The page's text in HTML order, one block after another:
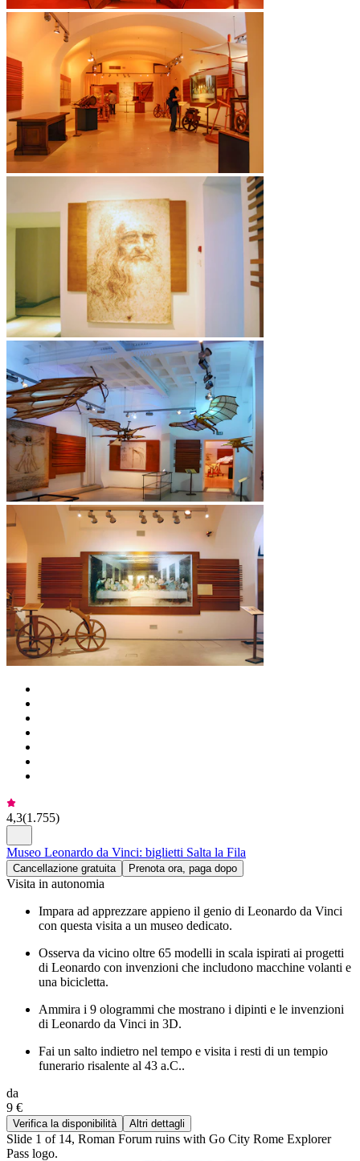
4,3(1.755)
Museo Leonardo da Vinci: biglietti Salta la Fila
Cancellazione gratuita Prenota ora, paga dopo
Visita in autonomia
Impara ad apprezzare appieno il genio di Leonardo da Vinci
con questa visita a un museo dedicato.
Osserva da vicino oltre 65 modelli in scala ispirati ai progetti
di Leonardo con invenzioni che includono macchine volanti e
una bicicletta.
Ammira i 9 ologrammi che mostrano i dipinti e le invenzioni
di Leonardo da Vinci in 3D.
Fai un salto indietro nel tempo e visita i resti di un tempio
funerario risalente al 43 a.C..
da
9 €
Verifica la disponibilità Altri dettagli
Slide 1 of 14, Roman Forum ruins with Go City Rome Explorer
Pass logo.